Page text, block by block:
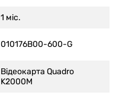
1 міс.
010176B00-600-G
Відеокарта Quadro
K2000M